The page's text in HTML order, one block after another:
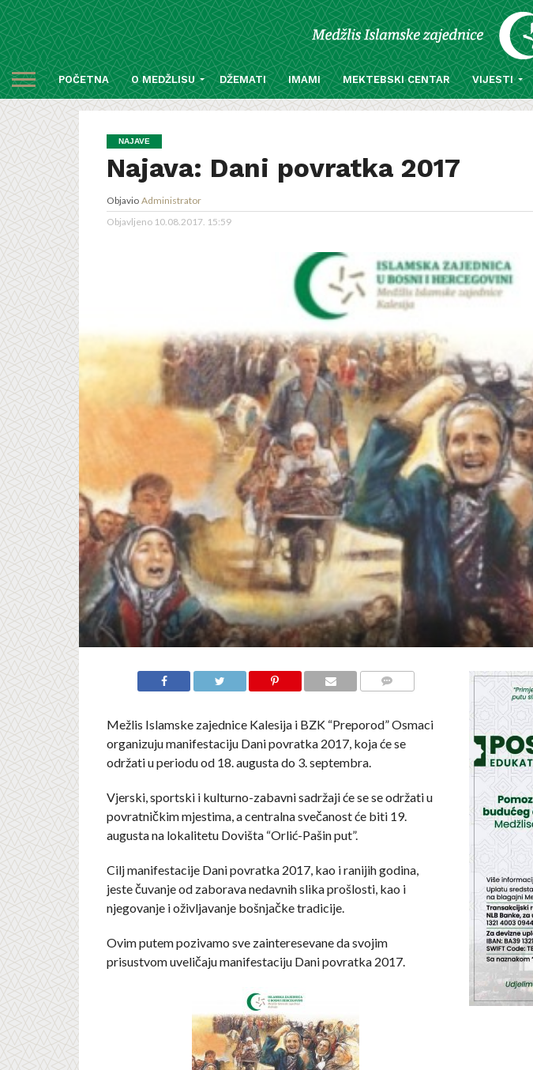
POČETNA O MEDŽLISU DŽEMATI IMAMI MEKTEBSKI CENTAR VIJESTI
NAJAVE
Najava: Dani povratka 2017
Objavio Administrator
Objavljeno 10.08.2017. 15:59
Mežlis Islamske zajednice Kalesija i BZK “Preporod” Osmaci
organizuju manifestaciju Dani povratka 2017, koja će se
održati u periodu od 18. augusta do 3. septembra.
Vjerski, sportski i kulturno-zabavni sadržaji će se se održati u
povratničkim mjestima, a centralna svečanost će biti 19.
augusta na lokalitetu Dovišta “Orlić-Pašin put”.
Cilj manifestacije Dani povratka 2017, kao i ranijih godina,
jeste čuvanje od zaborava nedavnih slika prošlosti, kao i
njegovanje i oživljavanje bošnjačke tradicije.
Ovim putem pozivamo sve zainteresevane da svojim
prisustvom uveličaju manifestaciju Dani povratka 2017.